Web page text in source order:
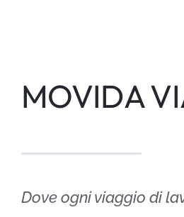
MOVIDA
Dove ogni viaggio di